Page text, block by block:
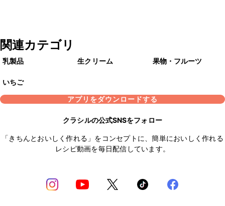
関連カテゴリ
乳製品 生クリーム 果物・フルーツ
いちご
アプリをダウンロードする
クラシルの公式SNSをフォロー
「きちんとおいしく作れる」をコンセプトに、簡単においしく作れる
レシピ動画を毎日配信しています。